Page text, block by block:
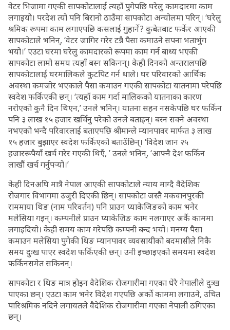
वेटर भिजामा गएकी सापकोटालाई त्यहाँ पुगेपछि घरेलु कामदारमा काम
लगाइयो। परदेश त्यो पनि बिरानो ठाउँमा सापकोटा अन्योलमा परिन्। ‘घरेलु
श्रमिक रूपमा काम लगाएपछि कसलाई गुहार्ने ? कुबेतबाट फर्केर आएकी
सापकोटाले भनिन्, ‘वेटर जागिर गरेर टन्नै पैसा कमाउने सपना भताभुंग
भयो।’ एउटा घरमा घरेलु कामदारको रूपमा काम गर्न बाध्य भएकी
सापकोटा लामो समय त्यहाँ बस्न सकिनन्। केही दिनको अन्तरालपछि
सापकोटालाई घरमालिकले कुटपिट गर्न थाले। घर परिवारको आर्थिक
अवस्था कमजोर भएकाले पैसा कमाउन गएकी सापकोटा यातनामा परेपछि
स्वदेश फर्किएकी छन्। ‘त्यहाँ काम गर्दा मालिकको यातनाका कारण
नरोएको कुनै दिन थिएन,’ उनले भनिन्। यातना सहन नसकेपछि घर फर्किन
पनि ३ लाख १५ हजार खर्चिनु परेको उनले बताइन्। बस्न सक्ने अवस्था
नभएको भन्दै परिवारलाई बताएपछि श्रीमान्ले म्यानपावर मार्फत ३ लाख
१५ हजार बुझाएर स्वदेश फर्किएको बताउँछिन्। ‘विदेश जान २५
हजाररूपैयाँ खर्च गरेर गएकी थिएँ, ’ उनले भनिन्, ‘आफ्नै देश फर्किन
लाखौं खर्च गर्नुपर्‍यो।’
केही दिनअघि मात्रै नेपाल आएकी सापकोटाले न्याय माग्दै वैदेशिक
रोजगार विभागमा उजुरी दिएकी छिन्। सापकोटा जस्तै मकवानपुरकी
राममाया थिङ (नाम परिवर्तन) पनि प्राउन प्याकेजिङको काम भनेर
मलेसिया गइन्। कम्पनीले प्राउन प्याकेजिङ काम नलगाएर अर्कै काममा
लगाइदियो। केही समय काम गरेपछि कम्पनी बन्द भयो। मनग्य पैसा
कमाउन मलेसिया पुगेकी थिङ म्यानपावर व्यवसायीको बदमासीले निकै
समय दुःख पाएर स्वदेश फर्किएकी छन्। उनी इच्छाइएको समयमा स्वदेश
फर्किनसमेत सकिनन्।
सापकोटा र थिङ मात्र होइन वैदेशिक रोजगारीमा गएका धेरै नेपालीले दुःख
पाएका छन्। एउटा काम भनेर विदेश गएपछि अर्को काममा लगाउने, उचित
पारिश्रमिक नदिने लगायतले वैदेशिक रोजगारीमा गएका नेपाली ठगिएका
छन्।